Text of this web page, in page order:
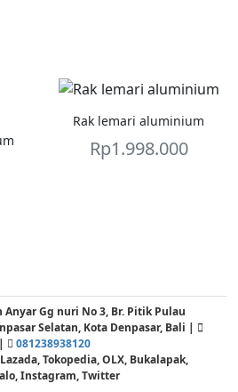
Rak lemari aluminium
Rp1.998.000
Anyar Gg nuri No 3, Br. Pitik Pulau
Selatan, Kota Denpasar, Bali |
081238938120
Tokopedia, OLX, Bukalapak,
Instagram, Twitter